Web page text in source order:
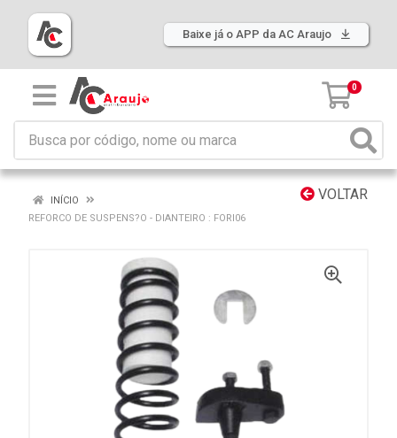
Baixe já o APP da AC Araujo
0
VOLTAR
INÍCIO
REFORCO DE SUSPENS?O - DIANTEIRO : FORI06